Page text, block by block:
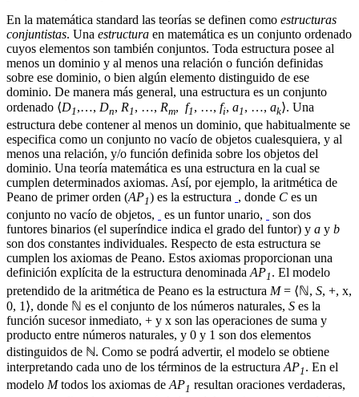
En la matemática standard las teorías se definen como estructuras
conjuntistas. Una estructura en matemática es un conjunto ordenado
cuyos elementos son también conjuntos. Toda estructura posee al
menos un dominio y al menos una relación o función definidas
sobre ese dominio, o bien algún elemento distinguido de ese
dominio. De manera más general, una estructura es un conjunto
ordenado ⟨D1 ,…, Dn, R1 , …, Rm, f1 , …, fi, a1 , …, ak⟩. Una
estructura debe contener al menos un dominio, que habitualmente se
especifica como un conjunto no vacío de objetos cualesquiera, y al
menos una relación, y/o función definida sobre los objetos del
dominio. Una teoría matemática es una estructura en la cual se
cumplen determinados axiomas. Así, por ejemplo, la aritmética de
Peano de primer orden (AP1) es la estructura , donde C es un
conjunto no vacío de objetos,
es un funtor unario,
son dos
funtores binarios (el superíndice indica el grado del funtor) y a y b
son dos constantes individuales. Respecto de esta estructura se
cumplen los axiomas de Peano. Estos axiomas proporcionan una
definición explícita de la estructura denominada AP1 . El modelo
pretendido de la aritmética de Peano es la estructura M= ⟨ℕ, S, +, x,
0, 1⟩, donde ℕ es el conjunto de los números naturales, S es la
función sucesor inmediato, + y x son las operaciones de suma y
producto entre números naturales, y 0 y 1 son dos elementos
distinguidos de ℕ. Como se podrá advertir, el modelo se obtiene
interpretando cada uno de los términos de la estructura AP1 . En el
modelo Mtodos los axiomas deAP1 resultan oraciones verdaderas,